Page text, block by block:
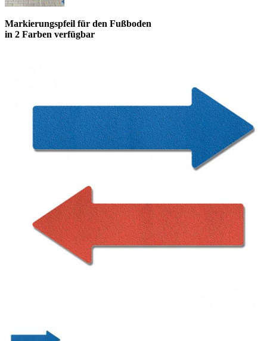
Markierungspfeil für den Fußboden
in 2 Farben verfügbar